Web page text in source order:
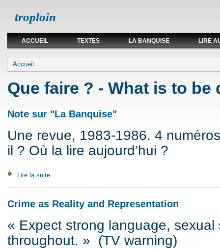
troploin
ACCUEIL TEXTES LA BANQUISE LIRE
Vous êtes ici
Accueil
Que faire ? - What is to be
Note sur "La Banquise"
Une revue, 1983-1986. 4
il ? Où la lire aujourd’hui ?
Lire la suite
Crime as Reality and Representation
« Expect strong language,
throughout. » (TV warning)